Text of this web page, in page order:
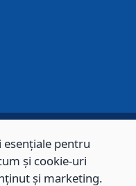
BRAȘOV, toate drepturile
esențiale pentru
și cookie-uri
și marketing.